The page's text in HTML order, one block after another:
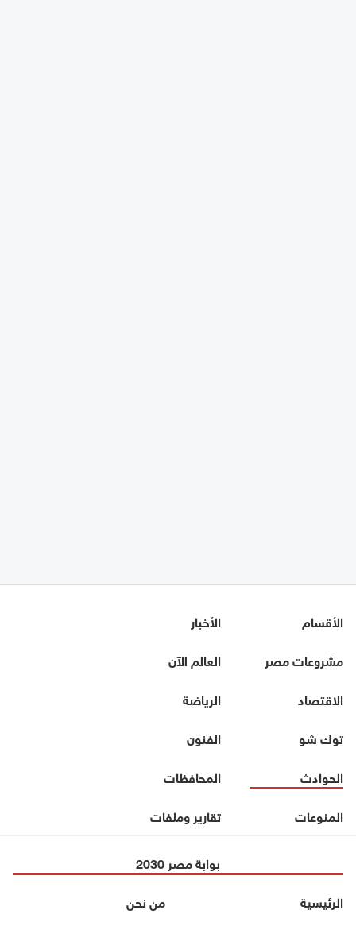
الأقسام
الأخبار
مشروعات مصر
العالم الآن
الاقتصاد
الرياضة
توك شو
الفنون
الحوادث
المحافظات
المنوعات
تقارير وملفات
بوابة مصر 2030
الرئيسية
من نحن